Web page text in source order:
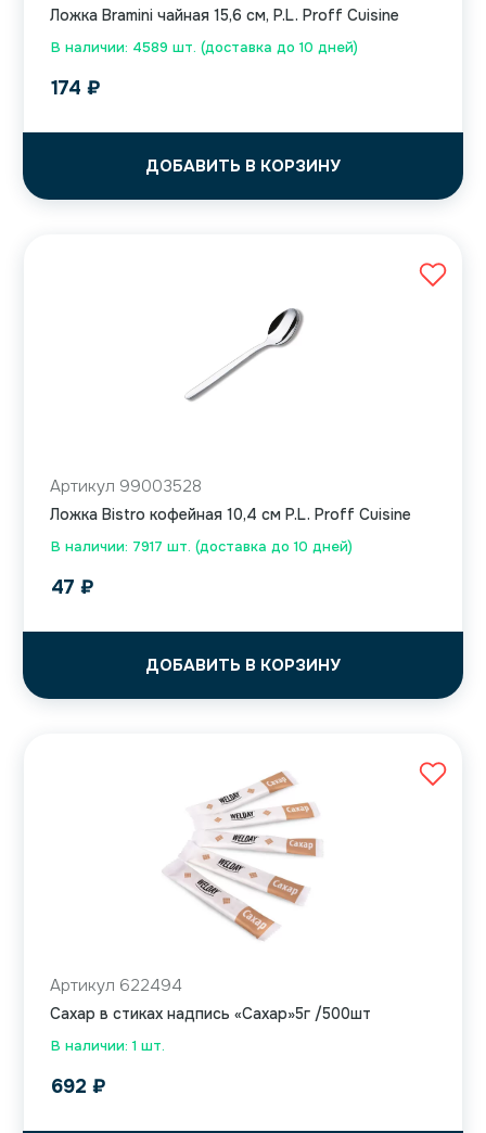
В наличии: 4589 шт. (доставка до 10 дней)
Ложка Bramini чайная 15,6 см, P.L. Proff Cuisine
174 ₽
ДОБАВИТЬ В КОРЗИНУ
В наличии: 7917 шт. (доставка до 10 дней)
Артикул 99003528
Ложка Bistro кофейная 10,4 см P.L. Proff Cuisine
47 ₽
ДОБАВИТЬ В КОРЗИНУ
В наличии: 1 шт.
Артикул 622494
Сахар в стиках надпись «Сахар»5г /500шт
692 ₽